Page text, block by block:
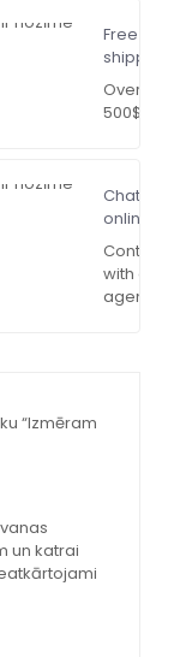
Free
shipping
Over
500$
Chat
online
Contact
with our
agent
“Izmēram
un katrai